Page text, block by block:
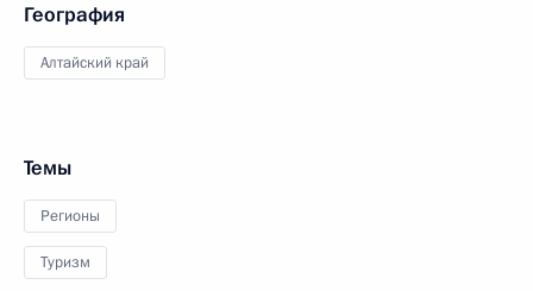
География
Алтайский край
Темы
Регионы
Туризм